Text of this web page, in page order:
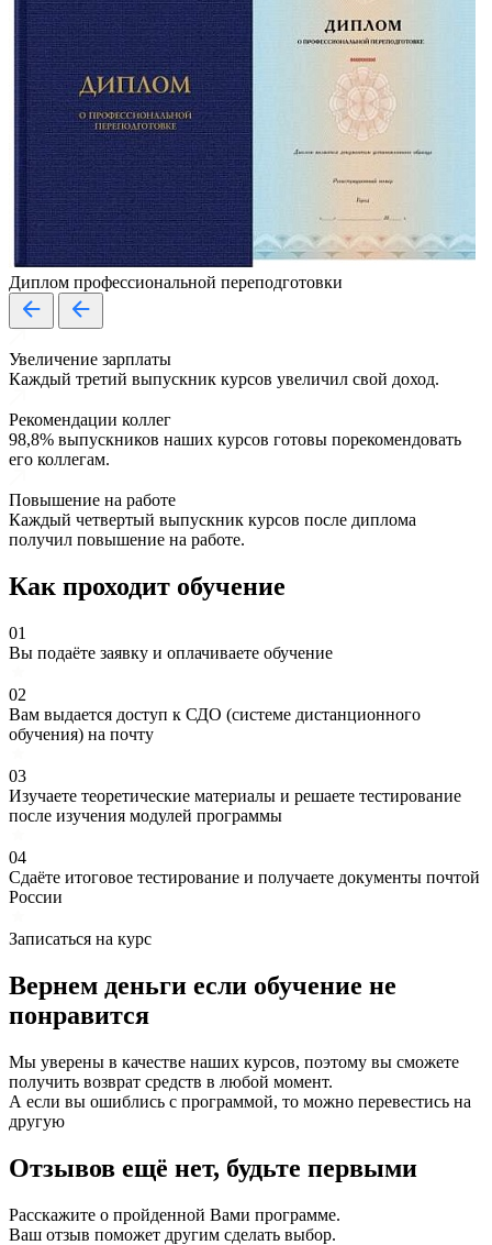
Диплом профессиональной переподготовки
Увеличение зарплаты
Каждый третий выпускник курсов увеличил свой доход.
Рекомендации коллег
98,8% выпускников наших курсов готовы порекомендовать
его коллегам.
Повышение на работе
Каждый четвертый выпускник курсов после диплома
получил повышение на работе.
Как проходит обучение
01
Вы подаёте заявку и оплачиваете обучение
02
Вам выдается доступ к СДО (системе дистанционного
обучения) на почту
03
Изучаете теоретические материалы и решаете тестирование
после изучения модулей программы
04
Сдаёте итоговое тестирование и получаете документы почтой
России
Записаться на курс
Вернем деньги если обучение не
понравится
Мы уверены в качестве наших курсов, поэтому вы сможете
получить возврат средств в любой момент.
А если вы ошиблись с программой, то можно перевестись на
другую
Отзывов ещё нет, будьте первыми
Расскажите о пройденной Вами программе.
Ваш отзыв поможет другим сделать выбор.